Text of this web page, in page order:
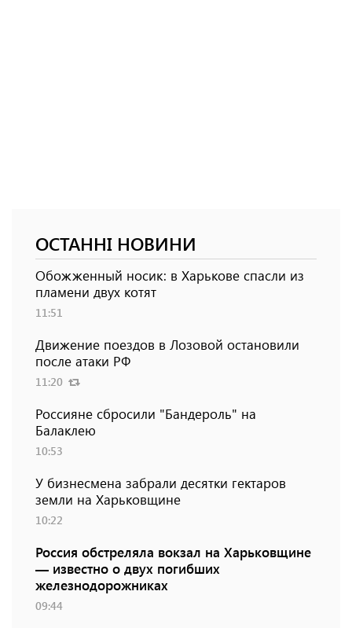
ОСТАННІ НОВИНИ
Обожженный носик: в Харькове спасли из
пламени двух котят
11:51
Движение поездов в Лозовой остановили
после атаки РФ
11:20
Россияне сбросили "Бандероль" на
Балаклею
10:53
У бизнесмена забрали десятки гектаров
земли на Харьковщине
10:22
Россия обстреляла вокзал на Харьковщине
— известно о двух погибших
железнодорожниках
09:44